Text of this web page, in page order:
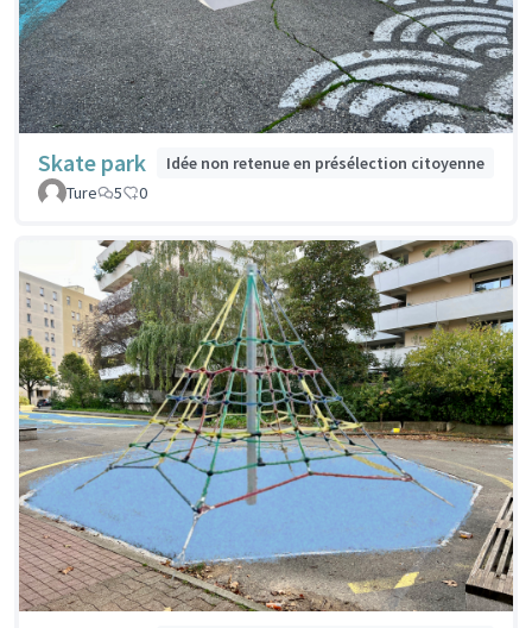
Skate park
Idée non retenue en présélection citoyenne
Ture
5 0